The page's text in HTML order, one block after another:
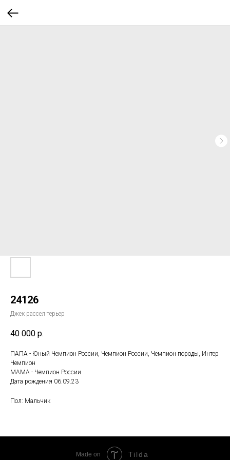
24126
Джек рассел терьер
40 000 р.
ПАПА - Юный Чемпион России, Чемпион России, Чемпион породы, Интер
Чемпион
МАМА - Чемпион России
Дата рождения 06.09.23
Пол: Мальчик
Made on Tilda